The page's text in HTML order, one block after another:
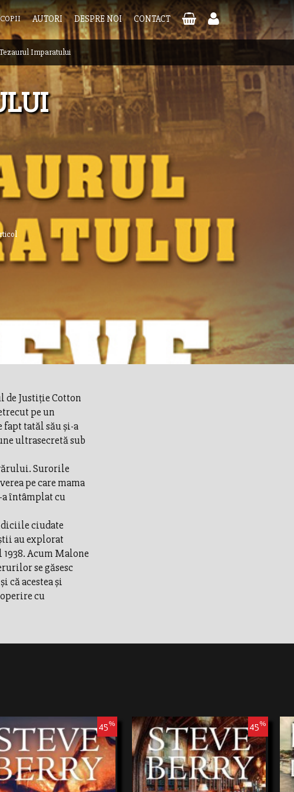
AUTORI DESPRE NOI CONTACT
Imparatului
de Justiţie Cotton
pe un
fapt tatăl său şi-a
ultrasecretă sub
Surorile
pe care mama
a întâmplat cu
ciudate
au explorat
Acum Malone
se găsesc
că acestea şi
cu
45% 45%